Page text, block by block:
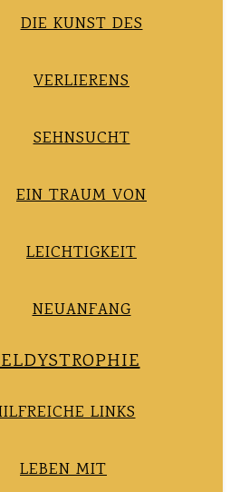
DIE KUNST DES
VERLIERENS
SEHNSUCHT
EIN TRAUM VON
LEICHTIGKEIT
NEUANFANG
LINKS
LEBEN MIT